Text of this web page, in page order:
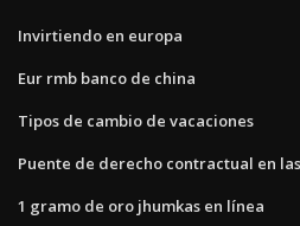
Invirtiendo en europa
Eur rmb banco de china
Tipos de cambio de vacaciones
Puente de derecho contractual en
1 gramo de oro jhumkas en línea